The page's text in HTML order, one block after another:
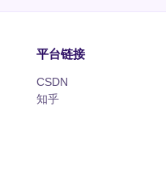
平台链接
CSDN
知乎